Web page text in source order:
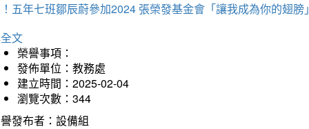
五年七班鄒辰蔚參加2024 張榮發基金會「讓我成為你的翅
文
榮譽事項：
發佈單位：教務處
建立時間：2025-02-04
瀏覽次數：344
發布者：設備組